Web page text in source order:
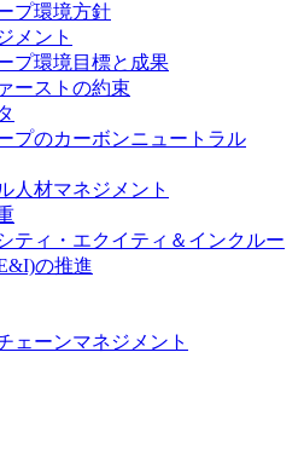
プ環境方針
メント
プ環境目標と成果
ーストの約束
プのカーボンニュートラル
人材マネジメント
ティ・エクイティ＆インクルー
の推進
ェーンマネジメント